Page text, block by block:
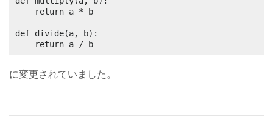
    return a * b
def divide(a, b):
    return a / b
に変更されていました。